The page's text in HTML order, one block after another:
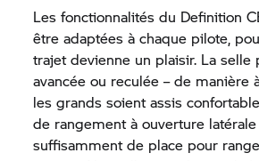
Les fonctionnalités du Definition
être adaptées à chaque pilote,
trajet devienne un plaisir. La selle
avancée ou reculée – de manière
les grands soient assis
de rangement à ouverture
suffisamment de place pour